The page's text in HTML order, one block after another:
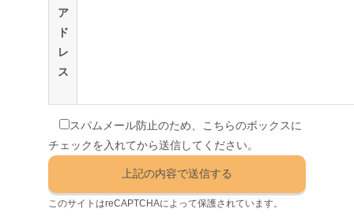
ア
ド
レ
ス
スパムメール防止のため、こちらのボックスに
チェックを入れてから送信してください。
このサイトはreCAPTCHAによって保護されています。